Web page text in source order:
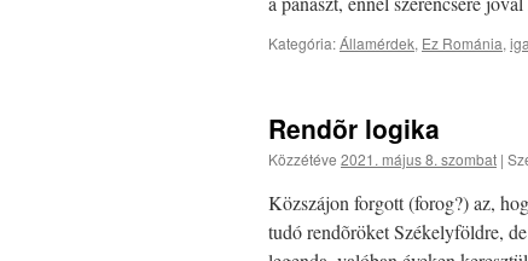
Kategória:Államérdek, Ez Románia,
Rendõr logika
Közzétéve 2021. május 8. szombat |
Közszájon forgott (forog?) az,
tudó rendõröket Székelyföldre,